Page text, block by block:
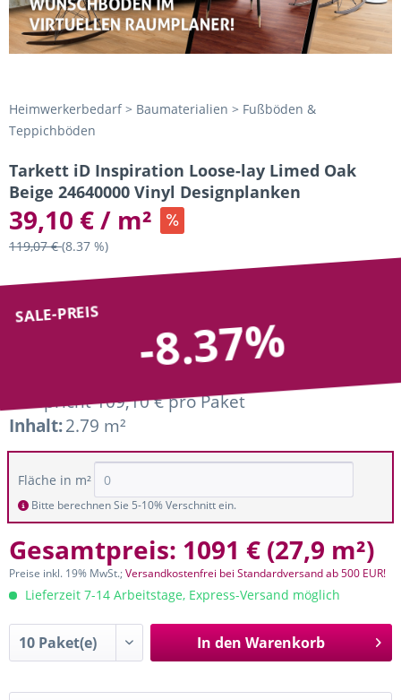
Heimwerkerbedarf > Baumaterialien > Fußböden &
Teppichböden
Tarkett iD Inspiration Loose-lay Limed Oak
Beige 24640000 Vinyl Designplanken
39,10 € / m²
119,07 €(8.37 %)
SALE-PREIS
-8.37%
entspricht 109,10 € pro Paket
Inhalt:2.79 m²
Fläche in m²
Bitte berechnen Sie 5-10% Verschnitt ein.
Gesamtpreis: 1091 € (27,9 m²)
Preise inkl. 19% MwSt.;Versandkostenfrei bei Standardversand ab 500 EUR!
Lieferzeit 7-14 Arbeitstage, Express-Versand möglich
In den Warenkorb